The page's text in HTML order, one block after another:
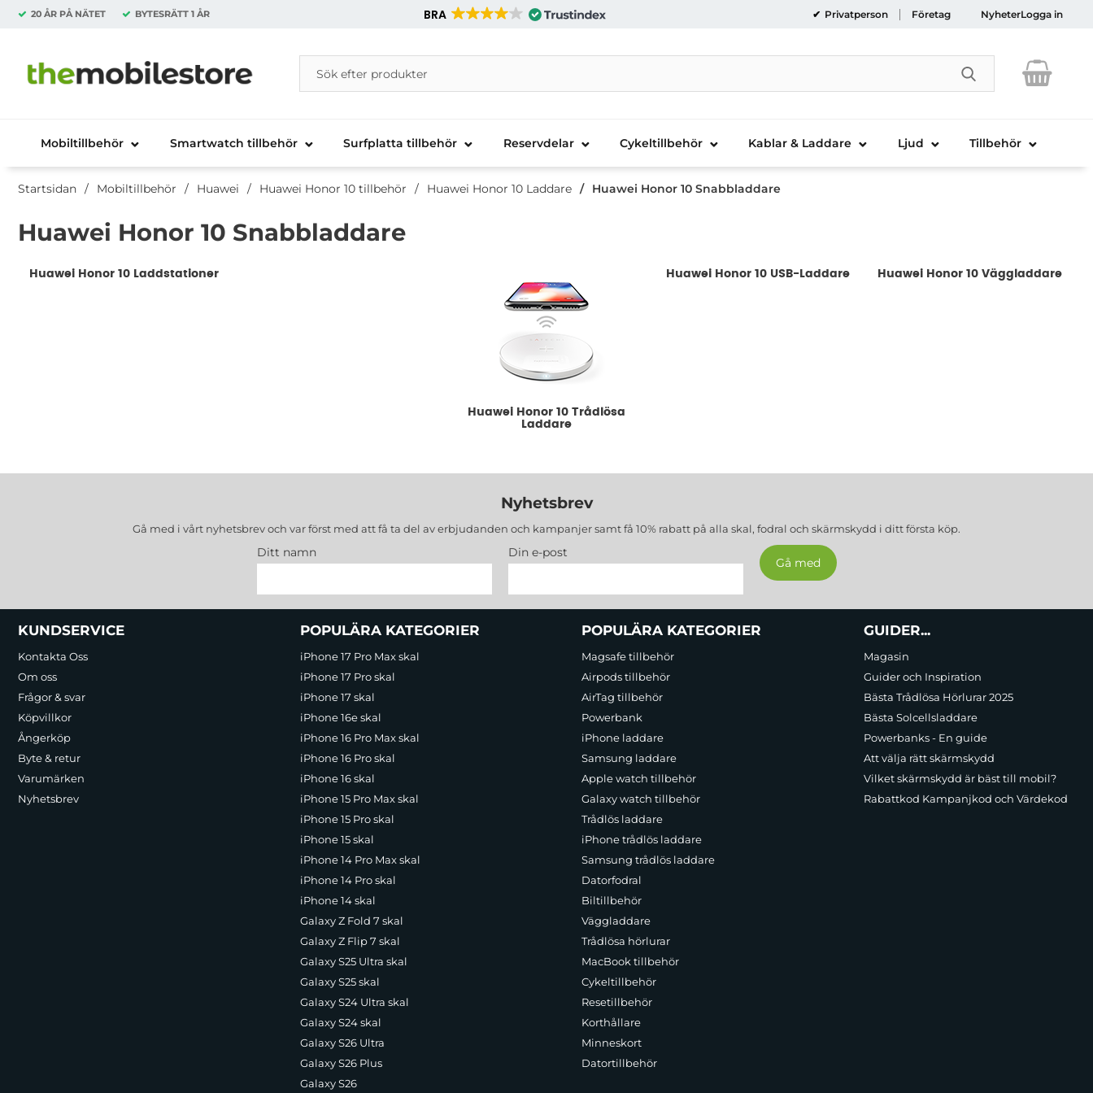
20 ÅR PÅ NÄTET BYTESRÄTT 1 ÅR BRA Privatperson Företag NyheterLogga in
Startsidan för Danira Telecom AB
Sök
Sök på Danira Telecom AB
Genomför
Mobiltillbehör Smartwatch tillbehör Surfplatta tillbehör Reservdelar Cykeltillbehör Kablar & Laddare Ljud Tillbehör
Startsidan Mobiltillbehör Huawei Huawei Honor 10 tillbehör Huawei Honor 10 Laddare Huawei Honor 10 Snabbladdare
Huawei Honor 10 Snabbladdare
Underkategorier
Huawei Honor 10 Laddstationer
Huawei Honor 10 Trådlösa
Laddare
Huawei Honor 10 USB-Laddare Huawei Honor 10 Väggladdare
Nyhetsbrev
Gå med i vårt nyhetsbrev och var först med att få ta del av erbjudanden och kampanjer samt få 10% rabatt på alla skal, fodral och skärmskydd i ditt första köp.
Ditt namn Din e-post
Sidfot Blandad info och länkar
KUNDSERVICE
Kontakta Oss
Om oss
Frågor & svar
Köpvillkor
Ångerköp
Byte & retur
Varumärken
Nyhetsbrev
POPULÄRA KATEGORIER
iPhone 17 Pro Max skal
iPhone 17 Pro skal
iPhone 17 skal
iPhone 16e skal
iPhone 16 Pro Max skal
iPhone 16 Pro skal
iPhone 16 skal
iPhone 15 Pro Max skal
iPhone 15 Pro skal
iPhone 15 skal
iPhone 14 Pro Max skal
iPhone 14 Pro skal
iPhone 14 skal
Galaxy Z Fold 7 skal
Galaxy Z Flip 7 skal
Galaxy S25 Ultra skal
Galaxy S25 skal
Galaxy S24 Ultra skal
Galaxy S24 skal
Galaxy S26 Ultra
Galaxy S26 Plus
Galaxy S26
POPULÄRA KATEGORIER
Magsafe tillbehör
Airpods tillbehör
AirTag tillbehör
Powerbank
iPhone laddare
Samsung laddare
Apple watch tillbehör
Galaxy watch tillbehör
Trådlös laddare
iPhone trådlös laddare
Samsung trådlös laddare
Datorfodral
Biltillbehör
Väggladdare
Trådlösa hörlurar
MacBook tillbehör
Cykeltillbehör
Resetillbehör
Korthållare
Minneskort
Datortillbehör
GUIDER...
Magasin
Guider och Inspiration
Bästa Trådlösa Hörlurar 2025
Bästa Solcellsladdare
Powerbanks - En guide
Att välja rätt skärmskydd
Vilket skärmskydd är bäst till mobil?
Rabattkod Kampanjkod och Värdekod